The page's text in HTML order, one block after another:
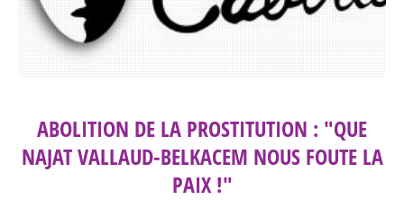
ABOLITION DE LA PROSTITUTION : "QUE
NAJAT VALLAUD-BELKACEM NOUS FOUTE LA
PAIX !"